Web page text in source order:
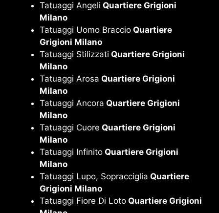
Tatuaggi Angeli Quartiere Grigioni
Milano
Tatuaggi Uomo Braccio Quartiere
Grigioni Milano
Tatuaggi Stilizzati Quartiere Grigioni
Milano
Tatuaggi Arosa Quartiere Grigioni
Milano
Tatuaggi Ancora Quartiere Grigioni
Milano
Tatuaggi Cuore Quartiere Grigioni
Milano
Tatuaggi Infinito Quartiere Grigioni
Milano
Tatuaggi Lupo, Sopracciglia Quartiere
Grigioni Milano
Tatuaggi Fiore Di Loto Quartiere Grigioni